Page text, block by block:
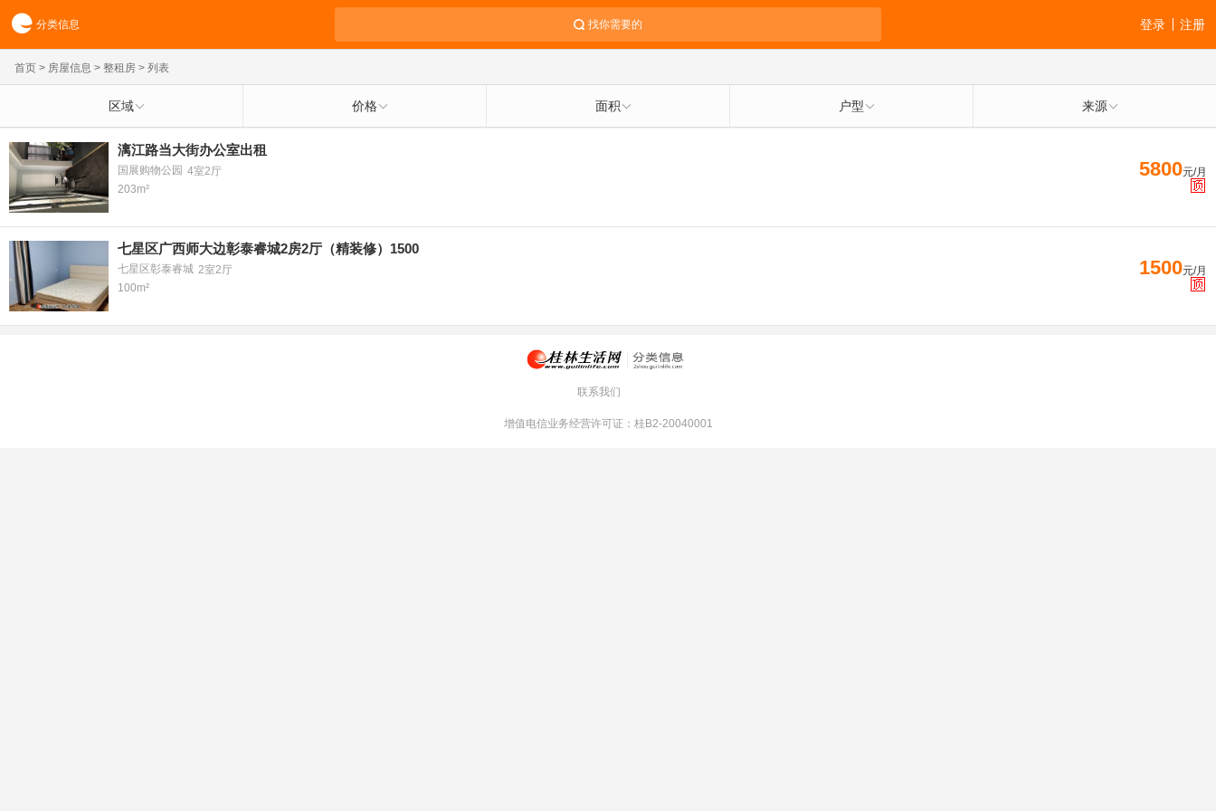
分类信息 找你需要的 注册
登录
首页 > 房屋信息 > 整租房 > 列表
区域 价格 面积 户型 来源
漓江路当大街办公室出租
国展购物公园 4室2厅
203m²
5800元/月
七星区广西师大边彰泰睿城2房2厅（精装修）1500
七星区彰泰睿城 2室2厅
100m²
1500元/月
联系我们
增值电信业务经营许可证：桂B2-20040001